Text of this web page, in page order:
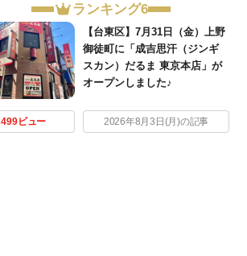
ランキング6
【台東区】7月31日（金）上野
御徒町に「成吉思汗（ジンギ
スカン）だるま 東京本店」が
オープンしました♪
499ビュー 2026年8月3日(月)の記事